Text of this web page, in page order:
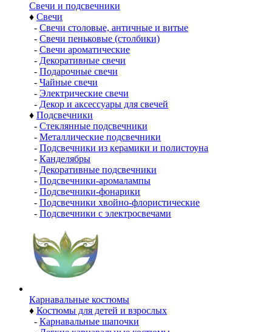
Свечи и подсвечники
♦ Свечи
- Свечи столовые, античные и витые
- Свечи пеньковые (столбики)
- Свечи ароматические
- Декоративные свечи
- Подарочные свечи
- Чайные свечи
- Электрические свечи
- Декор и аксессуары для свечей
♦ Подсвечники
- Стеклянные подсвечники
- Металлические подсвечники
- Подсвечники из керамики и полистоуна
- Канделябры
- Декоративные подсвечники
- Подсвечники-аромалампы
- Подсвечники-фонарики
- Подсвечники хвойно-флористические
- Подсвечники с электросвечами
Карнавальные костюмы
♦ Костюмы для детей и взрослых
- Карнавальные шапочки